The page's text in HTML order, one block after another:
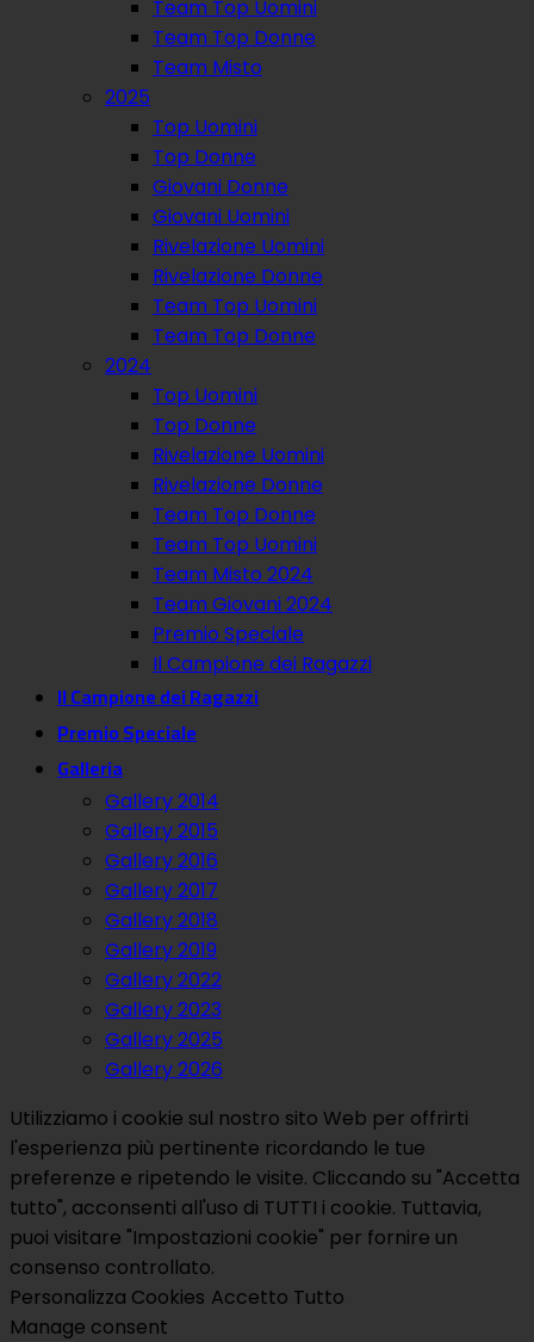
Team Top Uomini
Team Top Donne
Team Misto
2025
Top Uomini
Top Donne
Giovani Donne
Giovani Uomini
Rivelazione Uomini
Rivelazione Donne
Team Top Uomini
Team Top Donne
2024
Top Uomini
Top Donne
Rivelazione Uomini
Rivelazione Donne
Team Top Donne
Team Top Uomini
Team Misto 2024
Team Giovani 2024
Premio Speciale
Il Campione dei Ragazzi
Il Campione dei Ragazzi
Premio Speciale
Galleria
Gallery 2014
Gallery 2015
Gallery 2016
Gallery 2017
Gallery 2018
Gallery 2019
Gallery 2022
Gallery 2023
Gallery 2025
Gallery 2026
Utilizziamo i cookie sul nostro sito Web per offrirti
l'esperienza più pertinente ricordando le tue
preferenze e ripetendo le visite. Cliccando su "Accetta
tutto", acconsenti all'uso di TUTTI i cookie. Tuttavia,
puoi visitare "Impostazioni cookie" per fornire un
consenso controllato.
Personalizza Cookies Accetto Tutto
Manage consent